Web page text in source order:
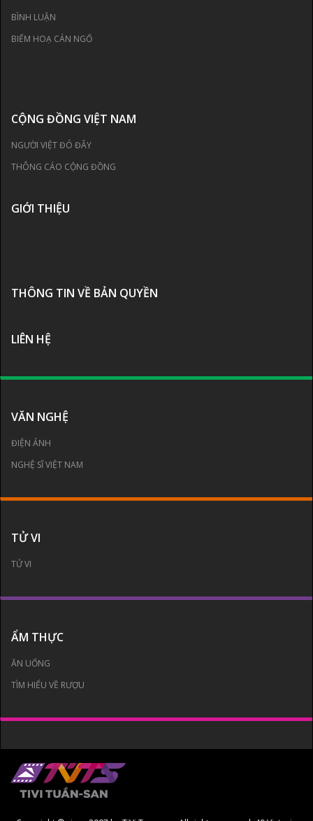
BÌNH LUẬN
BIẾM HOẠ CÁN NGỐ
CỘNG ĐỒNG VIỆT NAM
NGƯỜI VIỆT ĐÓ ĐÂY
THÔNG CÁO CỘNG ĐỒNG
GIỚI THIỆU
THÔNG TIN VỀ BẢN QUYỀN
LIÊN HỆ
VĂN NGHỆ
ĐIỆN ẢNH
NGHỆ SĨ VIỆT NAM
TỬ VI
TỬ VI
ẨM THỰC
ĂN UỐNG
TÌM HIỂU VỀ RƯỢU